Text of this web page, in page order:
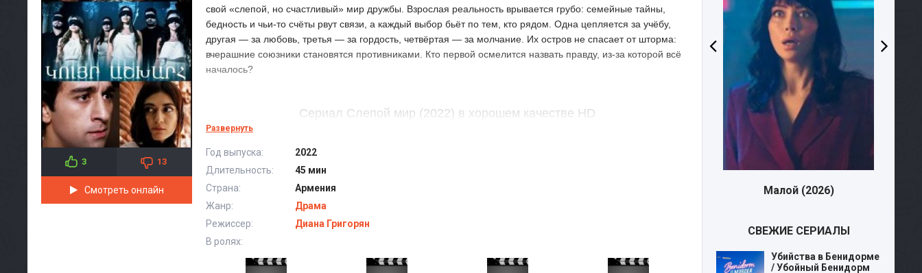
3 13
Смотреть онлайн
свой «слепой, но счастливый» мир дружбы. Взрослая реальность врывается грубо: семейные тайны,
бедность и чьи-то счёты рвут связи, а каждый выбор бьёт по тем, кто рядом. Одна цепляется за учёбу,
другая — за любовь, третья — за гордость, четвёртая — за молчание. Их остров не спасает от шторма:
вчерашние союзники становятся противниками. Кто первой осмелится назвать правду, из-за которой всё
началось?
Сериал Слепой мир (2022) в хорошем качестве HD
Развернуть
Год выпуска:
2022
Длительность:
45 мин
Страна:
Армения
Жанр:
Драма
Режиссер:
Диана Григорян
В ролях:
Малой (2026)
СВЕЖИЕ СЕРИАЛЫ
Убийства в Бенидорме
/ Убойный Бенидорм